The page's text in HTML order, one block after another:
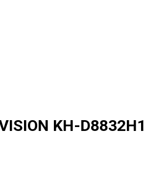
KH-D8832H1